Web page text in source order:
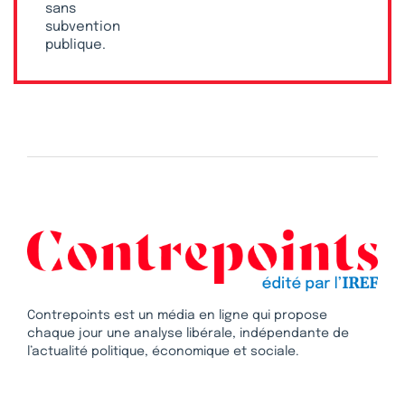
sans
subvention
publique.
Contrepoints est un média en ligne qui propose
chaque jour une analyse libérale, indépendante de
l’actualité politique, économique et sociale.